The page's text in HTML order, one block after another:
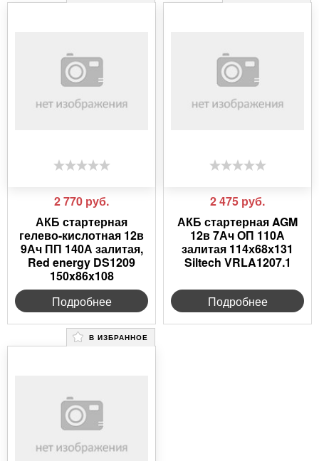
2 770 руб.
АКБ стартерная
гелево-кислотная 12в
9Ач ПП 140А залитая,
Red energy DS1209
150x86x108
Подробнее
2 475 руб.
АКБ стартерная AGM
12в 7Ач ОП 110А
залитая 114х68х131
Siltech VRLA1207.1
Подробнее
В ИЗБРАННОЕ